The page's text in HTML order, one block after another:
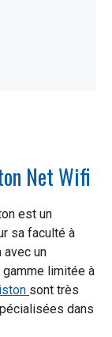
Net Wifi
est un
sa faculté à
avec un
limitée à
sont très
dans